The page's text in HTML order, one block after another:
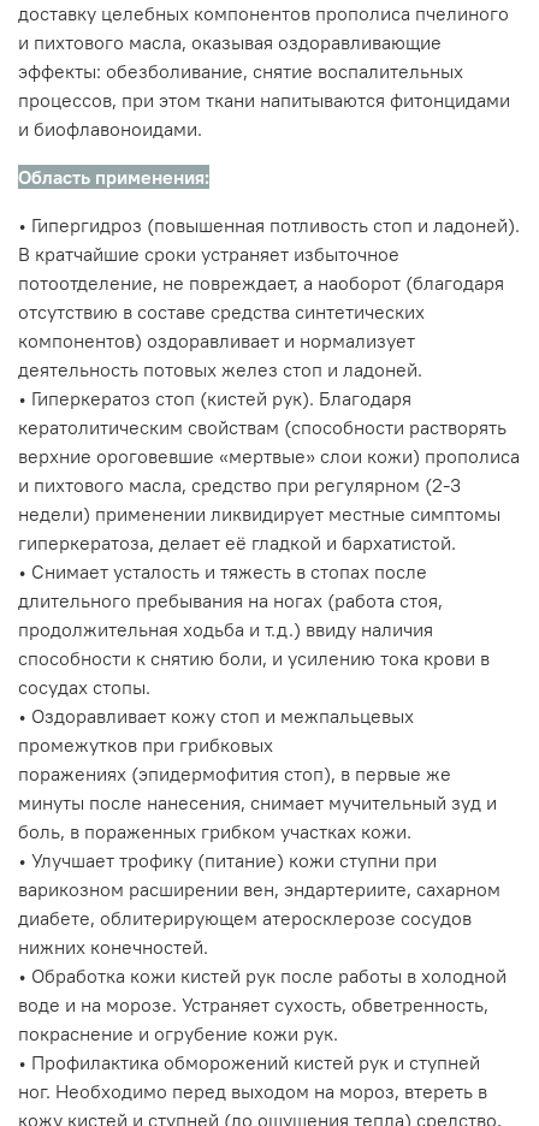
доставку целебных компонентов прополиса пчелиного
и пихтового масла, оказывая оздоравливающие
эффекты: обезболивание, снятие воспалительных
процессов, при этом ткани напитываются фитонцидами
и биофлавоноидами.
Область применения:
• Гипергидроз (повышенная потливость стоп и ладоней).
В кратчайшие сроки устраняет избыточное
потоотделение, не повреждает, а наоборот (благодаря
отсутствию в составе средства синтетических
компонентов) оздоравливает и нормализует
деятельность потовых желез стоп и ладоней.
• Гиперкератоз стоп (кистей рук). Благодаря
кератолитическим свойствам (способности растворять
верхние ороговевшие «мертвые» слои кожи) прополиса
и пихтового масла, средство при регулярном (2-3
недели) применении ликвидирует местные симптомы
гиперкератоза, делает её гладкой и бархатистой.
• Снимает усталость и тяжесть в стопах после
длительного пребывания на ногах (работа стоя,
продолжительная ходьба и т.д.) ввиду наличия
способности к снятию боли, и усилению тока крови в
сосудах стопы.
• Оздоравливает кожу стоп и межпальцевых
промежутков при грибковых
поражениях (эпидермофития стоп), в первые же
минуты после нанесения, снимает мучительный зуд и
боль, в пораженных грибком участках кожи.
• Улучшает трофику (питание) кожи ступни при
варикозном расширении вен, эндартериите, сахарном
диабете, облитерирующем атеросклерозе сосудов
нижних конечностей.
• Обработка кожи кистей рук после работы в холодной
воде и на морозе. Устраняет сухость, обветренность,
покраснение и огрубение кожи рук.
• Профилактика обморожений кистей рук и ступней
ног. Необходимо перед выходом на мороз, втереть в
кожу кистей и ступней (до ощущения тепла) средство,